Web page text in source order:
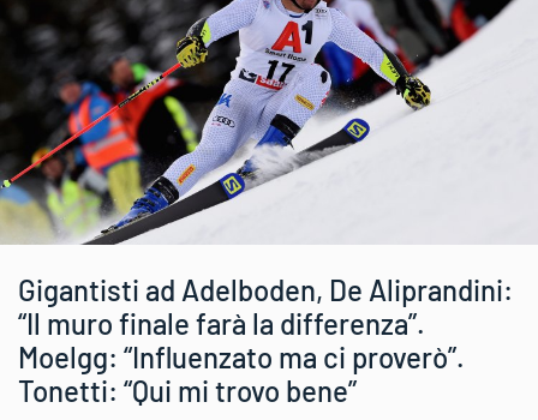
Gigantisti ad Adelboden, De Aliprandini:
“Il muro finale farà la differenza”.
Moelgg: “Influenzato ma ci proverò”.
Tonetti: “Qui mi trovo bene”